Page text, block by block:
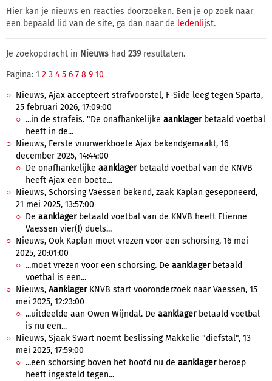
Hier kan je nieuws en reacties doorzoeken. Ben je op zoek naar
een bepaald lid van de site, ga dan naar de ledenlijst.
Je zoekopdracht in Nieuws had 239resultaten.
Pagina: 1 2 3 4 5 6 7 8 9 10
Nieuws, Ajax accepteert strafvoorstel, F-Side leeg tegen Sparta,
25 februari 2026, 17:09:00
...in de strafeis. "De onafhankelijke aanklagerbetaald voetbal
heeft in de...
Nieuws, Eerste vuurwerkboete Ajax bekendgemaakt, 16
december 2025, 14:44:00
De onafhankelijke aanklagerbetaald voetbal van de KNVB
heeft Ajax een boete...
Nieuws, Schorsing Vaessen bekend, zaak Kaplan geseponeerd,
21 mei 2025, 13:57:00
De aanklagerbetaald voetbal van de KNVB heeft Etienne
Vaessen vier(!) duels...
Nieuws, Ook Kaplan moet vrezen voor een schorsing, 16 mei
2025, 20:01:00
...moet vrezen voor een schorsing. De aanklagerbetaald
voetbal is een...
Nieuws, AanklagerKNVB start vooronderzoek naar Vaessen, 15
mei 2025, 12:23:00
...uitdeelde aan Owen Wijndal. De aanklagerbetaald voetbal
is nu een...
Nieuws, Sjaak Swart noemt beslissing Makkelie "diefstal", 13
mei 2025, 17:59:00
...een schorsing boven het hoofd nu de aanklagerberoep
heeft ingesteld tegen...